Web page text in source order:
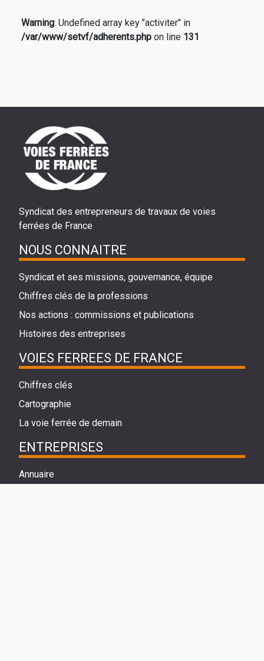
Warning: Undefined array key "activiter" in
/var/www/setvf/adherents.php on line 131
Syndicat des entrepreneurs de travaux de voies
ferrées de France
NOUS CONNAITRE
Syndicat et ses missions, gouvernance, équipe
Chiffres clés de la professions
Nos actions : commissions et publications
Histoires des entreprises
VOIES FERREES DE FRANCE
Chiffres clés
Cartographie
La voie ferrée de demain
ENTREPRISES
Annuaire